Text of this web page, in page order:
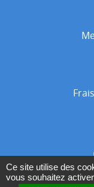
Ce site utilise des
vous souhaitez activer